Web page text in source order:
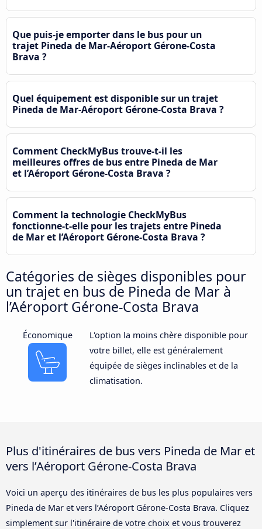
Que puis-je emporter dans le bus pour un
trajet Pineda de Mar-Aéroport Gérone-Costa
Brava ?
Quel équipement est disponible sur un trajet
Pineda de Mar-Aéroport Gérone-Costa Brava ?
Comment CheckMyBus trouve-t-il les
meilleures offres de bus entre Pineda de Mar
et l’Aéroport Gérone-Costa Brava ?
Comment la technologie CheckMyBus
fonctionne-t-elle pour les trajets entre Pineda
de Mar et l’Aéroport Gérone-Costa Brava ?
Catégories de sièges disponibles pour
un trajet en bus de Pineda de Mar à
l’Aéroport Gérone-Costa Brava
Économique
L'option la moins chère disponible pour
votre billet, elle est généralement
équipée de sièges inclinables et de la
climatisation.
Plus d'itinéraires de bus vers Pineda de Mar et
vers l’Aéroport Gérone-Costa Brava
Voici un aperçu des itinéraires de bus les plus populaires vers
Pineda de Mar et vers l’Aéroport Gérone-Costa Brava. Cliquez
simplement sur l'itinéraire de votre choix et vous trouverez